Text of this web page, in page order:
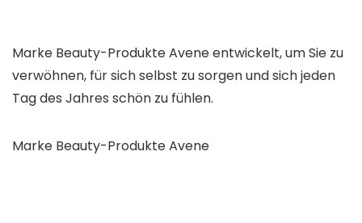
Marke Beauty-Produkte Avene entwickelt, um Sie zu
verwöhnen, für sich selbst zu sorgen und sich jeden
Tag des Jahres schön zu fühlen.
Marke Beauty-Produkte Avene